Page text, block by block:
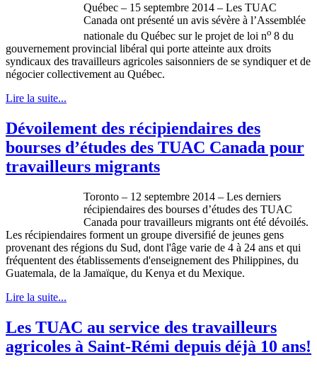
Québec – 15 septembre 2014 – Les TUAC
Canada ont présenté un avis sévère à l’Assemblée
nationale du Québec sur le projet de loi no 8 du
gouvernement provincial libéral qui porte atteinte aux droits
syndicaux des travailleurs agricoles saisonniers de se syndiquer et de
négocier collectivement au Québec.
Lire la suite...
Dévoilement des récipiendaires des
bourses d’études des TUAC Canada pour
travailleurs migrants
Toronto – 12 septembre 2014 – Les derniers
récipiendaires des bourses d’études des TUAC
Canada pour travailleurs migrants ont été dévoilés.
Les récipiendaires forment un groupe diversifié de jeunes gens
provenant des régions du Sud, dont l'âge varie de 4 à 24 ans et qui
fréquentent des établissements d'enseignement des Philippines, du
Guatemala, de la Jamaïque, du Kenya et du Mexique.
Lire la suite...
Les TUAC au service des travailleurs
agricoles à Saint-Rémi depuis déjà 10 ans!